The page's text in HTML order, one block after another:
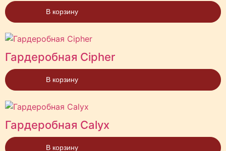
В корзину
Гардеробная Cipher
В корзину
Гардеробная Calyx
В корзину